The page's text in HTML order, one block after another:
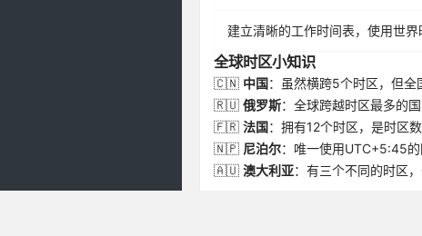
建立清晰的工作时间表，使用世界
全球时区小知识
🇨🇳 中国：虽然横跨5个时区，但全
🇷🇺 俄罗斯：全球跨越时区最多的
🇫🇷 法国：拥有12个时区，是时区
🇳🇵 尼泊尔：唯一使用UTC+5:45的
🇦🇺 澳大利亚：有三个不同的时区